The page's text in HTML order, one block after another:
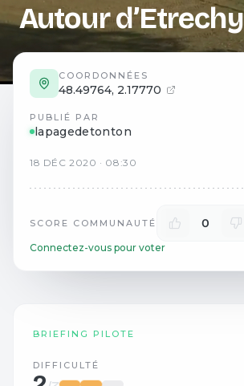
Autour d’Etrechy
COORDONNÉES
48.49764, 2.17770
PUBLIÉ PAR
lapagedetonton
18 DÉC 2020 · 08:30
SCORE COMMUNAUTÉ 0
Connectez-vous pour voter
BRIEFING PILOTE
DIFFICULTÉ